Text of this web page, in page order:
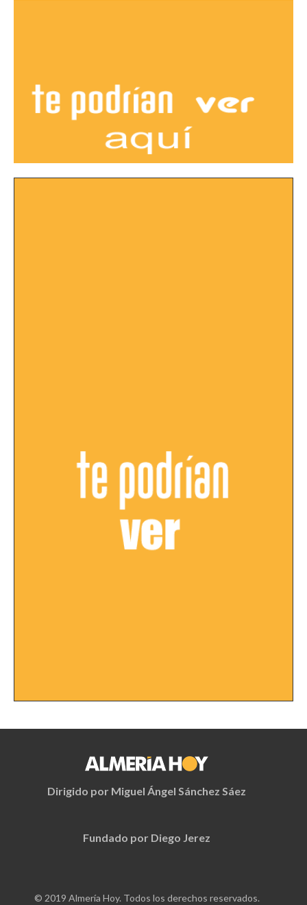
Dirigido por Miguel Ángel Sánchez Sáez
Fundado por Diego Jerez
© 2019 Almería Hoy. Todos los derechos reservados.